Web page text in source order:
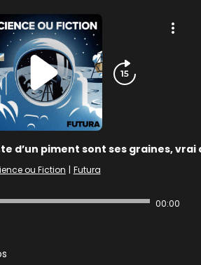
d’un piment sont ses graines, vrai
ou Fiction | Futura
00:00